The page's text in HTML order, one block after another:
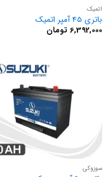
اتمیک
باتری 45 آمپر اتمیک
6,392,000 تومان
سوزوکی